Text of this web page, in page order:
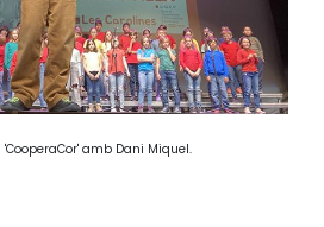
amb Dani Miquel.